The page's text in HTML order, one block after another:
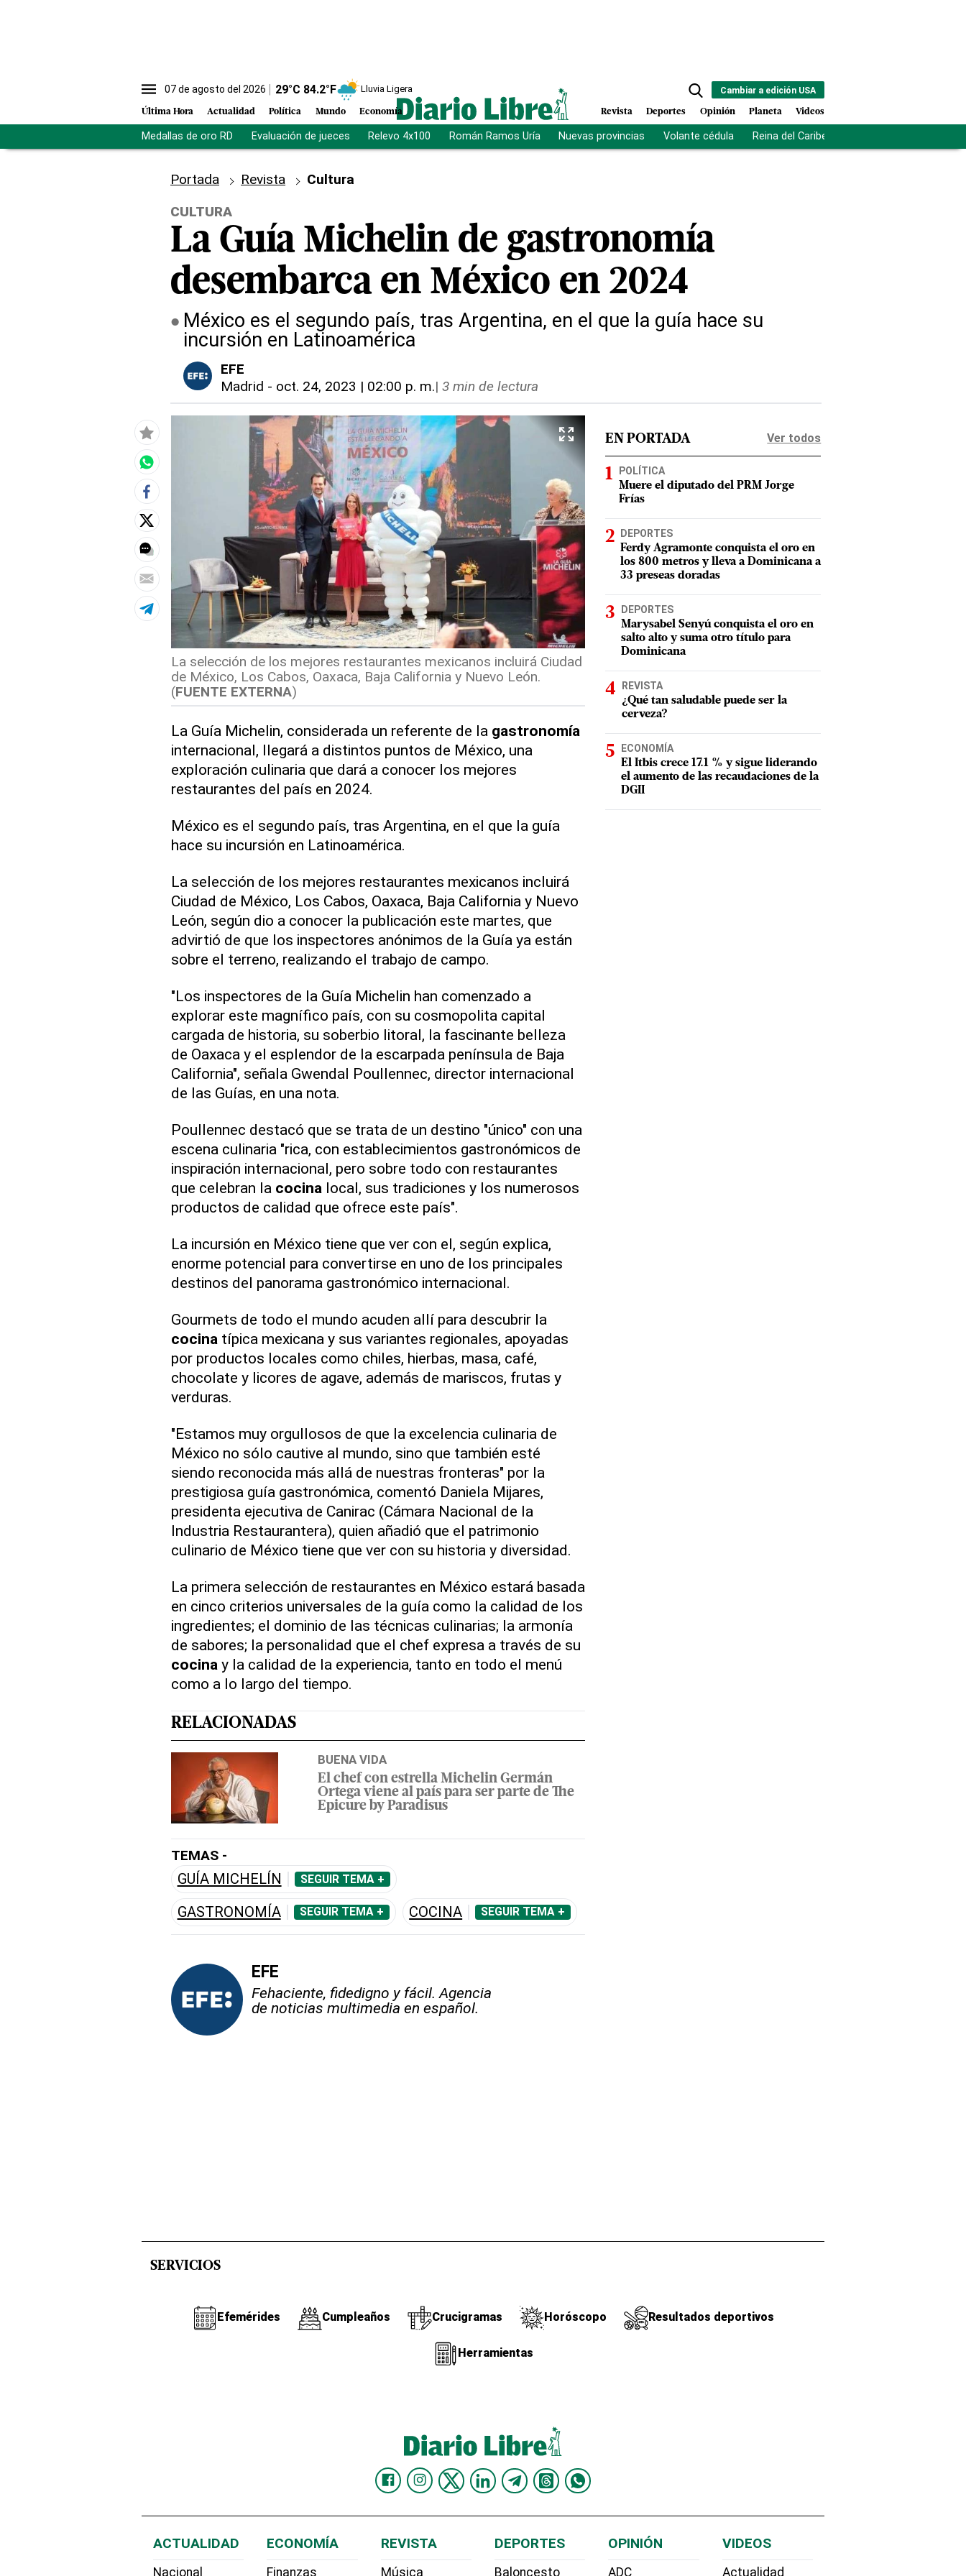
07 de agosto del 2026 29°C 84.2°F Lluvia Ligera
Última Hora Actualidad Política Mundo Economía
Cambiar a edición USA
Revista Deportes Opinión Planeta Videos
Medallas de oro RD Evaluación de jueces Relevo 4x100 Román Ramos Uría Nuevas provincias Volante cédula Reina del Caribe
Portada Revista
Cultura
CULTURA
La Guía Michelin de gastronomía
desembarca en México en 2024
México es el segundo país, tras Argentina, en el que la guía hace su
incursión en Latinoamérica
EFE
Madrid - oct. 24, 2023 | 02:00 p. m.| 3 min de lectura
La selección de los mejores restaurantes mexicanos incluirá Ciudad
de México, Los Cabos, Oaxaca, Baja California y Nuevo León.
(FUENTE EXTERNA)
La Guía Michelin, considerada un referente de la gastronomía
internacional, llegará a distintos puntos de México, una
exploración culinaria que dará a conocer los mejores
restaurantes del país en 2024.
México es el segundo país, tras Argentina, en el que la guía
hace su incursión en Latinoamérica.
La selección de los mejores restaurantes mexicanos incluirá
Ciudad de México, Los Cabos, Oaxaca, Baja California y Nuevo
León, según dio a conocer la publicación este martes, que
advirtió de que los inspectores anónimos de la Guía ya están
sobre el terreno, realizando el trabajo de campo.
"Los inspectores de la Guía Michelin han comenzado a
explorar este magnífico país, con su cosmopolita capital
cargada de historia, su soberbio litoral, la fascinante belleza
de Oaxaca y el esplendor de la escarpada península de Baja
California", señala Gwendal Poullennec, director internacional
de las Guías, en una nota.
Poullennec destacó que se trata de un destino "único" con una
escena culinaria "rica, con establecimientos gastronómicos de
inspiración internacional, pero sobre todo con restaurantes
que celebran la cocina local, sus tradiciones y los numerosos
productos de calidad que ofrece este país".
La incursión en México tiene que ver con el, según explica,
enorme potencial para convertirse en uno de los principales
destinos del panorama gastronómico internacional.
Gourmets de todo el mundo acuden allí para descubrir la
cocina típica mexicana y sus variantes regionales, apoyadas
por productos locales como chiles, hierbas, masa, café,
chocolate y licores de agave, además de mariscos, frutas y
verduras.
"Estamos muy orgullosos de que la excelencia culinaria de
México no sólo cautive al mundo, sino que también esté
siendo reconocida más allá de nuestras fronteras" por la
prestigiosa guía gastronómica, comentó Daniela Mijares,
presidenta ejecutiva de Canirac (Cámara Nacional de la
Industria Restaurantera), quien añadió que el patrimonio
culinario de México tiene que ver con su historia y diversidad.
La primera selección de restaurantes en México estará basada
en cinco criterios universales de la guía como la calidad de los
ingredientes; el dominio de las técnicas culinarias; la armonía
de sabores; la personalidad que el chef expresa a través de su
cocina y la calidad de la experiencia, tanto en todo el menú
como a lo largo del tiempo.
RELACIONADAS
BUENA VIDA
El chef con estrella Michelin Germán
Ortega viene al país para ser parte de The
Epicure by Paradisus
TEMAS -
GUÍA MICHELÍN SEGUIR TEMA +
GASTRONOMÍA SEGUIR TEMA + COCINA SEGUIR TEMA +
EFE
Fehaciente, fidedigno y fácil. Agencia
de noticias multimedia en español.
EN PORTADA Ver todos
POLÍTICA
Muere el diputado del PRM Jorge
Frías
DEPORTES
Ferdy Agramonte conquista el oro en
los 800 metros y lleva a Dominicana a
33 preseas doradas
DEPORTES
Marysabel Senyú conquista el oro en
salto alto y suma otro título para
Dominicana
REVISTA
¿Qué tan saludable puede ser la
cerveza?
ECONOMÍA
El Itbis crece 17.1 % y sigue liderando
el aumento de las recaudaciones de la
DGII
SERVICIOS
Efemérides Cumpleaños Crucigramas Horóscopo Resultados deportivos
Herramientas
ACTUALIDAD
Nacional
ECONOMÍA
Finanzas
REVISTA
Música
DEPORTES
Baloncesto
OPINIÓN
ADC
VIDEOS
Actualidad